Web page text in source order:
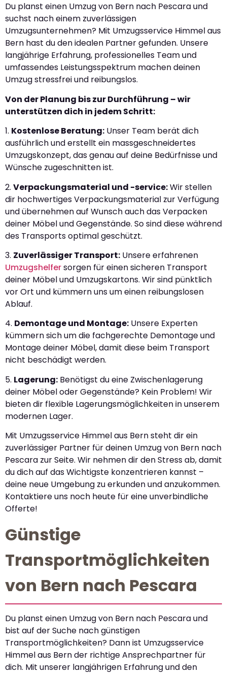
Du planst einen Umzug von Bern nach Pescara und
suchst nach einem zuverlässigen
Umzugsunternehmen? Mit Umzugsservice Himmel aus
Bern hast du den idealen Partner gefunden. Unsere
langjährige Erfahrung, professionelles Team und
umfassendes Leistungsspektrum machen deinen
Umzug stressfrei und reibungslos.
Von der Planung bis zur Durchführung – wir
unterstützen dich in jedem Schritt:
1. Kostenlose Beratung: Unser Team berät dich
ausführlich und erstellt ein massgeschneidertes
Umzugskonzept, das genau auf deine Bedürfnisse und
Wünsche zugeschnitten ist.
2. Verpackungsmaterial und -service:Wir stellen
dir hochwertiges Verpackungsmaterial zur Verfügung
und übernehmen auf Wunsch auch das Verpacken
deiner Möbel und Gegenstände. So sind diese während
des Transports optimal geschützt.
3. Zuverlässiger Transport: Unsere erfahrenen
Umzugshelfersorgen für einen sicheren Transport
deiner Möbel und Umzugskartons. Wir sind pünktlich
vor Ort und kümmern uns um einen reibungslosen
Ablauf.
4. Demontage und Montage: Unsere Experten
kümmern sich um die fachgerechte Demontage und
Montage deiner Möbel, damit diese beim Transport
nicht beschädigt werden.
5. Lagerung: Benötigst du eine Zwischenlagerung
deiner Möbel oder Gegenstände? Kein Problem! Wir
bieten dir flexible Lagerungsmöglichkeiten in unserem
modernen Lager.
Mit Umzugsservice Himmel aus Bern steht dir ein
zuverlässiger Partner für deinen Umzug von Bern nach
Pescara zur Seite. Wir nehmen dir den Stress ab, damit
du dich auf das Wichtigste konzentrieren kannst –
deine neue Umgebung zu erkunden und anzukommen.
Kontaktiere uns noch heute für eine unverbindliche
Offerte!
Günstige
Transportmöglichkeiten
von Bern nach Pescara
Du planst einen Umzug von Bern nach Pescara und
bist auf der Suche nach günstigen
Transportmöglichkeiten? Dann ist Umzugsservice
Himmel aus Bern der richtige Ansprechpartner für
dich. Mit unserer langjährigen Erfahrung und den